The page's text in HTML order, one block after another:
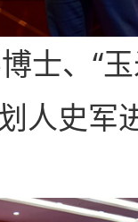
士、“
人史军